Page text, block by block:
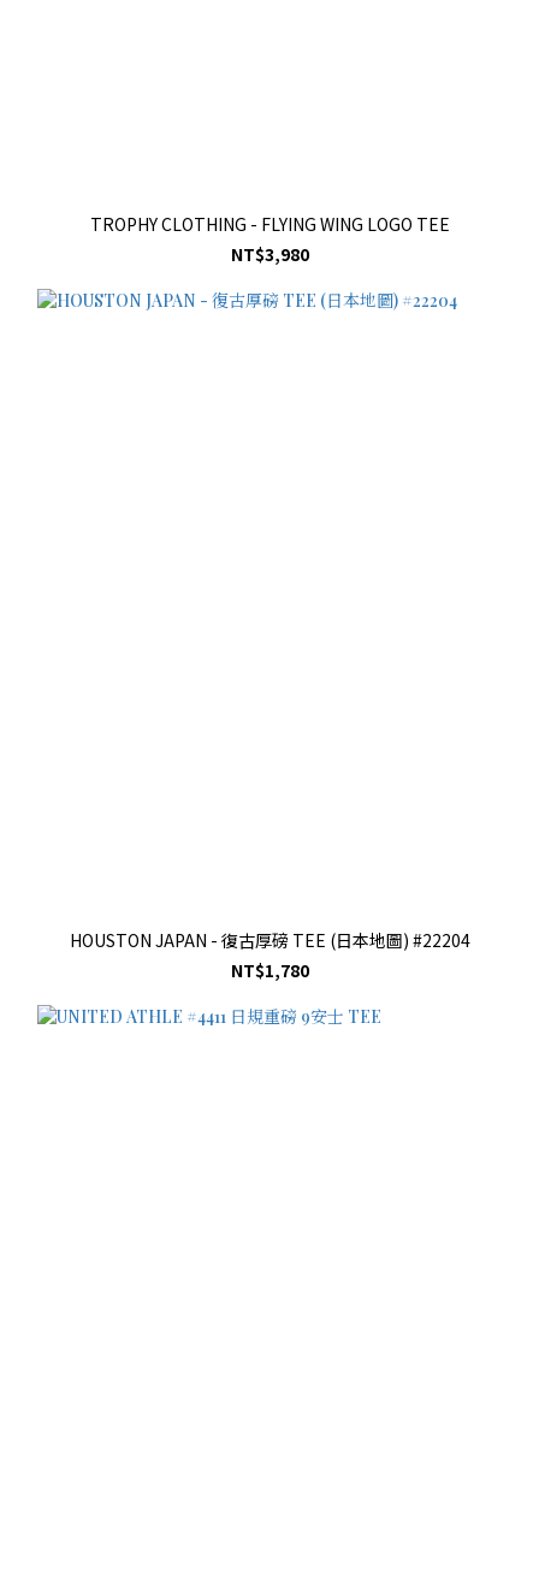
TROPHY CLOTHING - FLYING WING LOGO TEE
NT$3,980
HOUSTON JAPAN - 復古厚磅 TEE (日本地圖) #22204
NT$1,780